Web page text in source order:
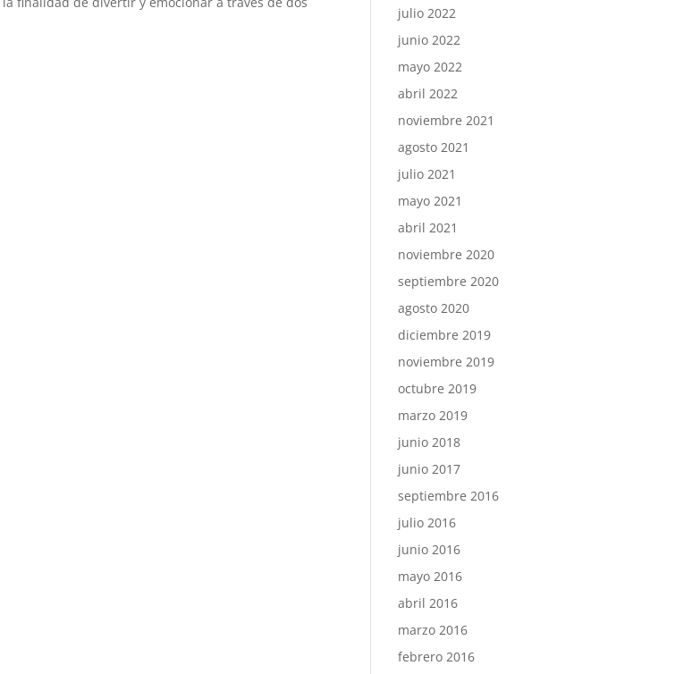
julio 2022
junio 2022
mayo 2022
abril 2022
noviembre 2021
agosto 2021
julio 2021
mayo 2021
abril 2021
noviembre 2020
septiembre 2020
agosto 2020
diciembre 2019
noviembre 2019
octubre 2019
marzo 2019
junio 2018
junio 2017
septiembre 2016
julio 2016
junio 2016
mayo 2016
abril 2016
marzo 2016
febrero 2016